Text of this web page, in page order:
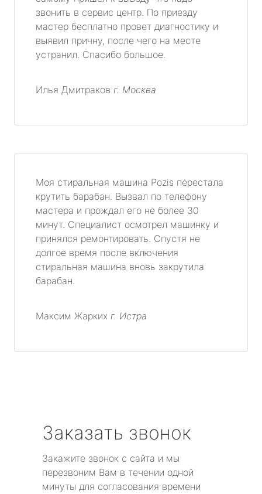
звонить в сервис центр. По приезду
мастер бесплатно провет диагностику и
выявил причну, после чего на месте
устранил. Спасибо большое.
Илья Дмитраков г. Москва
Моя стиральная машина Pozis перестала
крутить барабан. Вызвал по телефону
мастера и прождал его не более 30
минут. Специалист осмотрел машинку и
принялся ремонтировать. Спустя не
долгое время после включения
стиральная машина вновь закрутила
барабан.
Максим Жарких г. Истра
Заказать звонок
Закажите звонок с сайта и мы
перезвоним Вам в течении одной
минуты для согласования времени